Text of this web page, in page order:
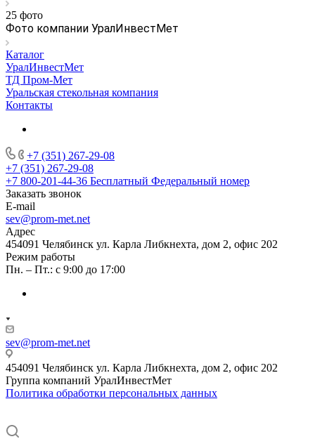
25 фото
Фото компании УралИнвестМет
Каталог
УралИнвестМет
ТД Пром-Мет
Уральская стекольная компания
Контакты
+7 (351) 267-29-08
+7 (351) 267-29-08
+7 800-201-44-36 Бесплатный Федеральный номер
Заказать звонок
E-mail
sev@prom-met.net
Адрес
454091 Челябинск ул. Карла Либкнехта, дом 2, офис 202
Режим работы
Пн. – Пт.: с 9:00 до 17:00
sev@prom-met.net
454091 Челябинск ул. Карла Либкнехта, дом 2, офис 202
Группа компаний УралИнвестМет
Политика обработки персональных данных